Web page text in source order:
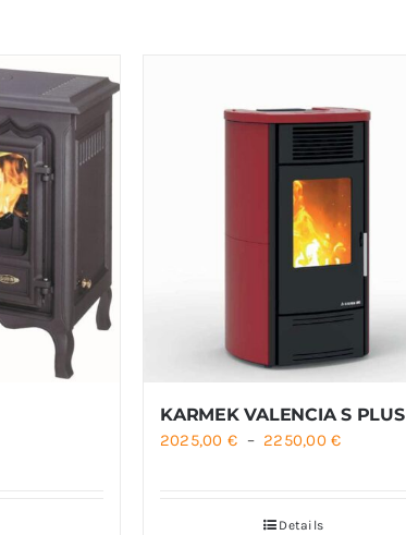
KARMEK VALENCIA S PLUS
2025,00 € – 2250,00€Plage
Details